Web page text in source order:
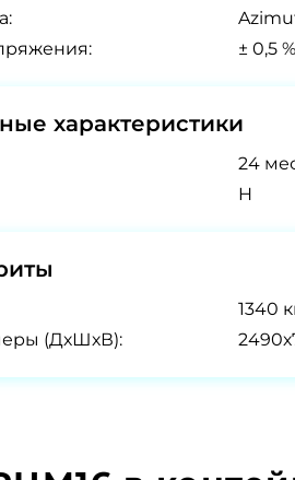
± 0,5 %
характеристики
24
H
1340
(ДхШхВ):